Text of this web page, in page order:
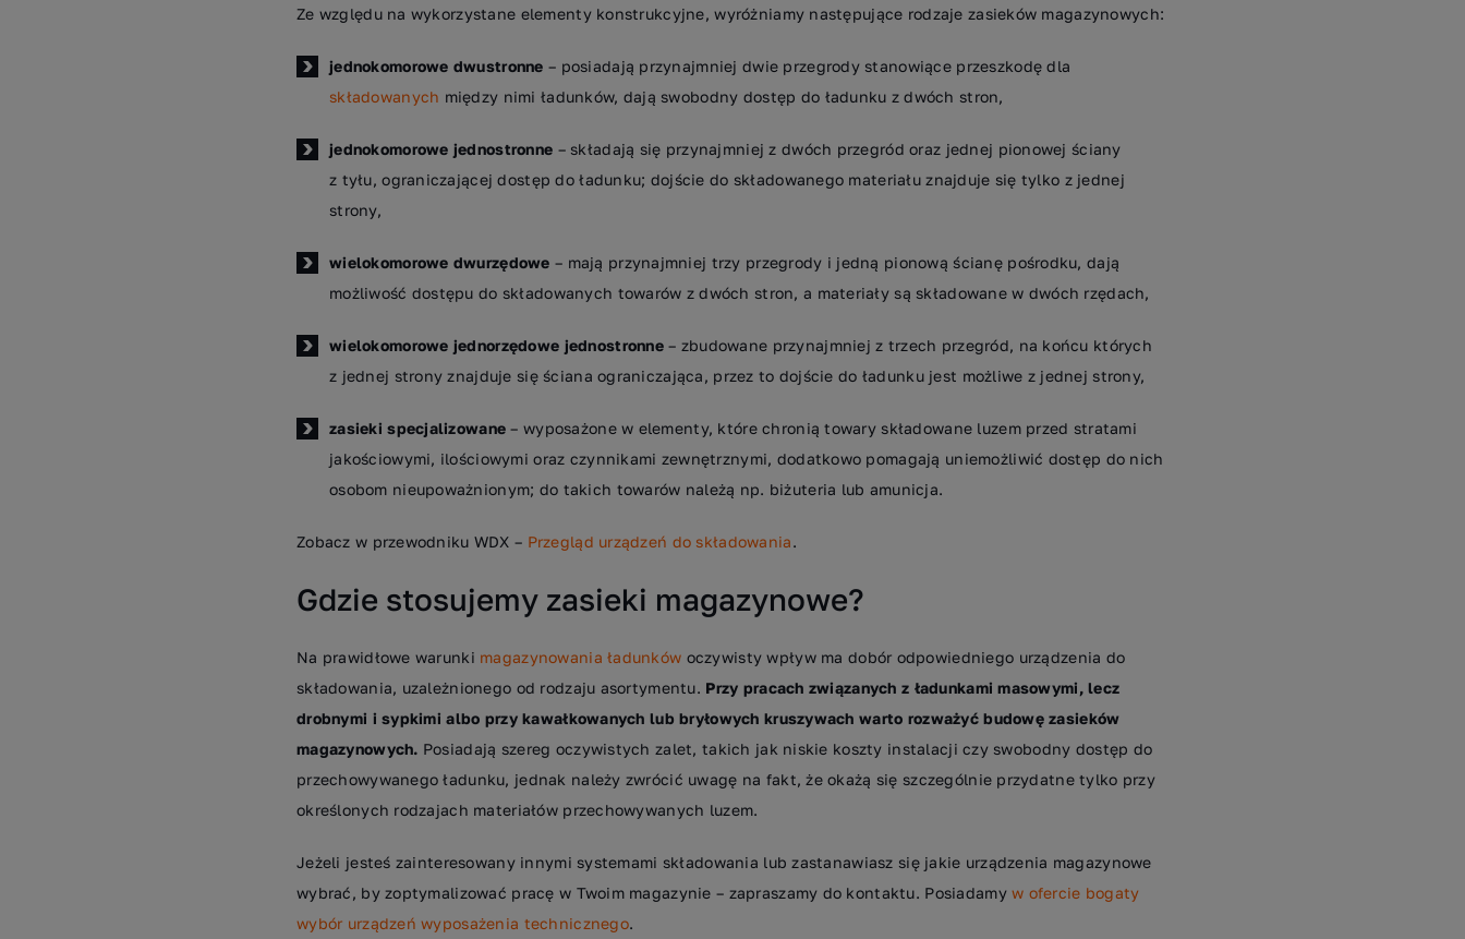
Ze względu na wykorzystane elementy konstrukcyjne, wyróżniamy następujące rodzaje zasieków magazynowych:
jednokomorowe dwustronne – posiadają przynajmniej dwie przegrody stanowiące przeszkodę dla
składowanych między nimi ładunków, dają swobodny dostęp do ładunku z dwóch stron,
jednokomorowe jednostronne – składają się przynajmniej z dwóch przegród oraz jednej pionowej ściany
z tyłu, ograniczającej dostęp do ładunku; dojście do składowanego materiału znajduje się tylko z jednej
strony,
wielokomorowe dwurzędowe – mają przynajmniej trzy przegrody i jedną pionową ścianę pośrodku, dają
możliwość dostępu do składowanych towarów z dwóch stron, a materiały są składowane w dwóch rzędach,
wielokomorowe jednorzędowe jednostronne– zbudowane przynajmniej z trzech przegród, na końcu których
z jednej strony znajduje się ściana ograniczająca, przez to dojście do ładunku jest możliwe z jednej strony,
zasieki specjalizowane – wyposażone w elementy, które chronią towary składowane luzem przed stratami
jakościowymi, ilościowymi oraz czynnikami zewnętrznymi, dodatkowo pomagają uniemożliwić dostęp do nich
osobom nieupoważnionym; do takich towarów należą np. biżuteria lub amunicja.
Zobacz w przewodniku WDX – Przegląd urządzeń do składowania.
Gdzie stosujemy zasieki magazynowe?
Na prawidłowe warunki magazynowania ładunków oczywisty wpływ ma dobór odpowiedniego urządzenia do
składowania, uzależnionego od rodzaju asortymentu. Przy pracach związanych z ładunkami masowymi, lecz
drobnymi i sypkimi albo przy kawałkowanych lub bryłowych kruszywach warto rozważyć budowę zasieków
magazynowych. Posiadają szereg oczywistych zalet, takich jak niskie koszty instalacji czy swobodny dostęp do
przechowywanego ładunku, jednak należy zwrócić uwagę na fakt, że okażą się szczególnie przydatne tylko przy
określonych rodzajach materiałów przechowywanych luzem.
Jeżeli jesteś zainteresowany innymi systemami składowania lub zastanawiasz się jakie urządzenia magazynowe
wybrać, by zoptymalizować pracę w Twoim magazynie – zapraszamy do kontaktu. Posiadamyw ofercie bogaty
wybór urządzeń wyposażenia technicznego.